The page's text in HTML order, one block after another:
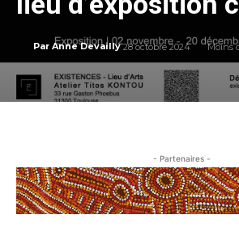
Par Anne Devailly 28 octobre 2024 Moins
- Partenaires -